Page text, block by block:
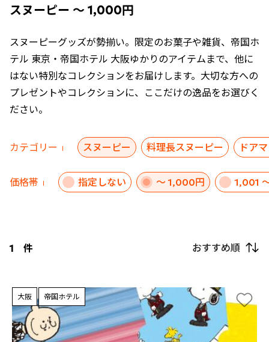
スヌーピー ～ 1,000円
スヌーピーグッズが勢揃い。限定のお菓子や雑貨、帝国ホ
テル 東京・帝国ホテル 大阪ゆかりのアイテムまで、他に
はない特別なコレクションをお届けします。大切な方への
プレゼントやコレクションに、ここだけの逸品をお選びく
ださい。
カテゴリー スヌーピー 料理長スヌーピー ドア
価格帯 指定しない ～ 1,000円 1,001
1 件 おすすめ順
大阪 帝国ホテル